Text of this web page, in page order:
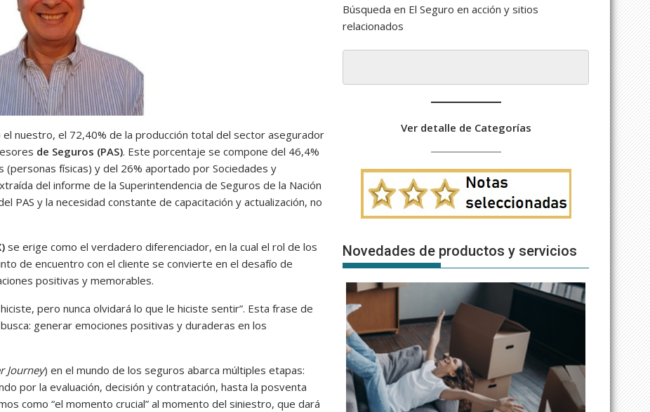
nuestro, el 72,40% de la producción total del sector asegurador
de Seguros (PAS). Este porcentaje se compone del 46,4%
físicas) y del 26% aportado por Sociedades y
del informe de la Superintendencia de Seguros de la Nación
PAS y la necesidad constante de capacitación y actualización, no
se erige como el verdadero diferenciador, en la cual el rol de los
de encuentro con el cliente se convierte en el desafío de
positivas y memorables.
pero nunca olvidará lo que le hiciste sentir”. Esta frase de
generar emociones positivas y duraderas en los
Journey) en el mundo de los seguros abarca múltiples etapas:
por la evaluación, decisión y contratación, hasta la posventa
como “el momento crucial” al momento del siniestro, que dará
Búsqueda en El Seguro en acción y sitios
relacionados
Ver detalle de Categorías
Novedades de productos y servicios